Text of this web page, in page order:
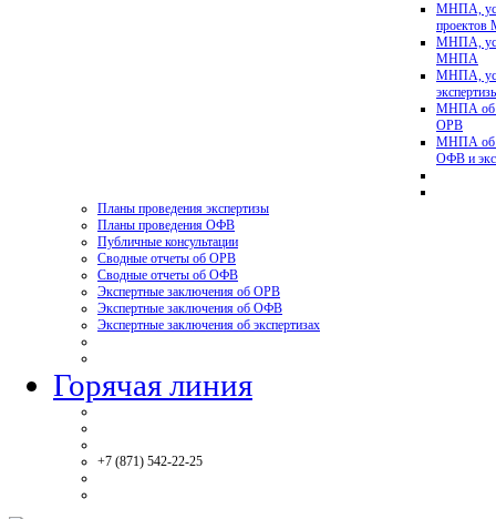
МНПА,
МНПА,
МНПА
МНПА,
МНПА об
ОРВ
МНПА об
ОФВ и
Планы проведения экспертизы
Планы проведения ОФВ
Публичные консультации
Сводные отчеты об ОРВ
Сводные отчеты об ОФВ
Экспертные заключения об ОРВ
Экспертные заключения об ОФВ
Экспертные заключения об экспертизах
Горячая линия
+7 (871) 542-22-25